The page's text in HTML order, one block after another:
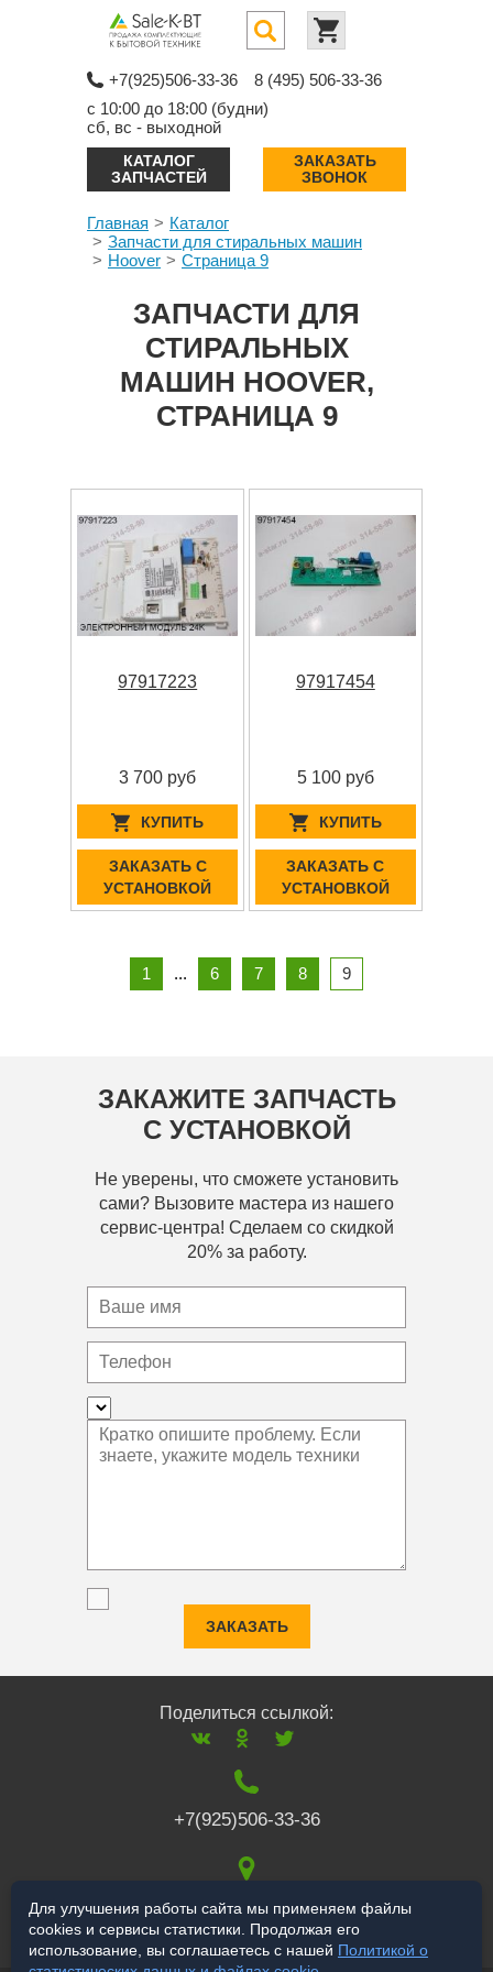
+7(925)506-33-36
8 (495) 506-33-36
с 10:00 до 18:00 (будни)
сб, вс - выходной
КАТАЛОГ
ЗАПЧАСТЕЙ
ЗАКАЗАТЬ
ЗВОНОК
Главная
Каталог
Запчасти для стиральных машин
Hoover
Страница 9
ЗАПЧАСТИ ДЛЯ
СТИРАЛЬНЫХ
МАШИН HOOVER,
СТРАНИЦА 9
97917223
3 700 руб
КУПИТЬ
ЗАКАЗАТЬ С
УСТАНОВКОЙ
97917454
5 100 руб
КУПИТЬ
ЗАКАЗАТЬ С
УСТАНОВКОЙ
1 ... 6 7 8 9
ЗАКАЖИТЕ ЗАПЧАСТЬ
С УСТАНОВКОЙ
Не уверены, что сможете установить
сами? Вызовите мастера из нашего
сервис-центра! Сделаем со скидкой
20% за работу.
ЗАКАЗАТЬ
Поделиться ссылкой:
+7(925)506-33-36
117519,г. Москва,
Варшавское ш., 132
Для улучшения работы сайта мы применяем файлы
cookies и сервисы статистики. Продолжая его
использование, вы соглашаетесь с нашей Политикой о